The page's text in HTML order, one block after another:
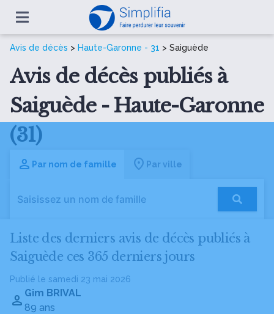
Avis de décès > Haute-Garonne - 31 > Saiguède
Avis de décès publiés à
Saiguède - Haute-Garonne
(31)
Par nom de famille Par ville
Liste des derniers avis de décès publiés à
Saiguède ces 365 derniers jours
Publié le samedi 23 mai 2026
Gim BRIVAL
89 ans